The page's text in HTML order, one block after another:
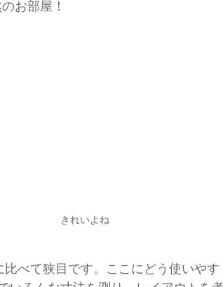
お部屋！
きれいよね
べて狭目です。ここにどう使いや